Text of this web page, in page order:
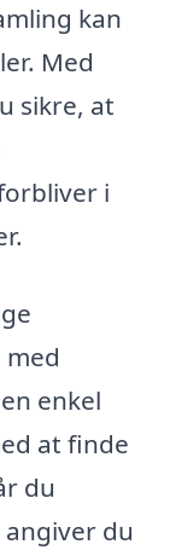
kan
Med
sikre, at
i
enkel
at finde
du
du